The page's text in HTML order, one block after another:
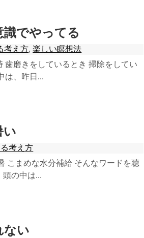
でやってる
考え方,楽しい瞑想法
歯磨きをしているとき 掃除をしてい
は、昨日...
い
考え方
こまめな水分補給 そんなワードを聴
頭の中は...
ない